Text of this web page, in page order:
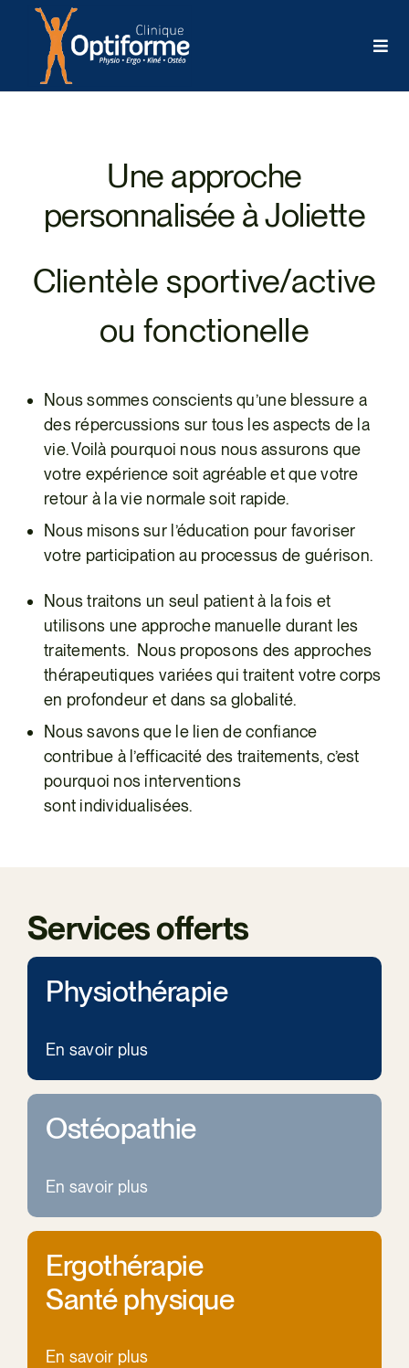
content
Une approche
personnalisée à Joliette
Clientèle sportive/active
ou fonctionelle
Nous sommes conscients qu’une blessure a
des répercussions sur tous les aspects de la
vie. Voilà pourquoi nous nous assurons que
votre expérience soit agréable et que votre
retour à la vie normale soit rapide.
Nous misons sur l’éducation pour favoriser
votre participation au processus de guérison.
Nous traitons un seul patient à la fois et
utilisons une approche manuelle durant les
traitements. Nous proposons des approches
thérapeutiques variées qui traitent votre corps
en profondeur et dans sa globalité.
Nous savons que le lien de confiance
contribue à l’efficacité des traitements, c’est
pourquoi nos interventions
sont individualisées.
Services offerts
Physiothérapie
En savoir plus
Ostéopathie
En savoir plus
Ergothérapie
Santé physique
En savoir plus